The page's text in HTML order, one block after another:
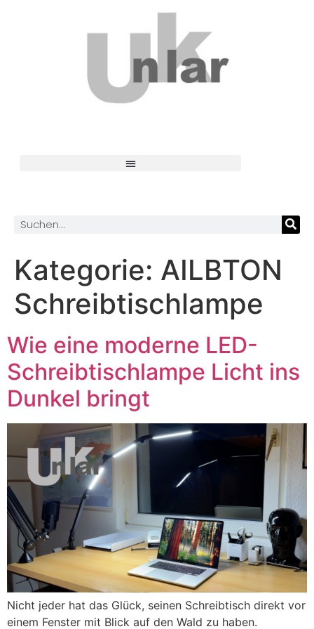
Kategorie: AILBTON
Schreibtischlampe
Wie eine moderne LED-
Schreibtischlampe Licht ins
Dunkel bringt
Nicht jeder hat das Glück, seinen Schreibtisch direkt vor
einem Fenster mit Blick auf den Wald zu haben.